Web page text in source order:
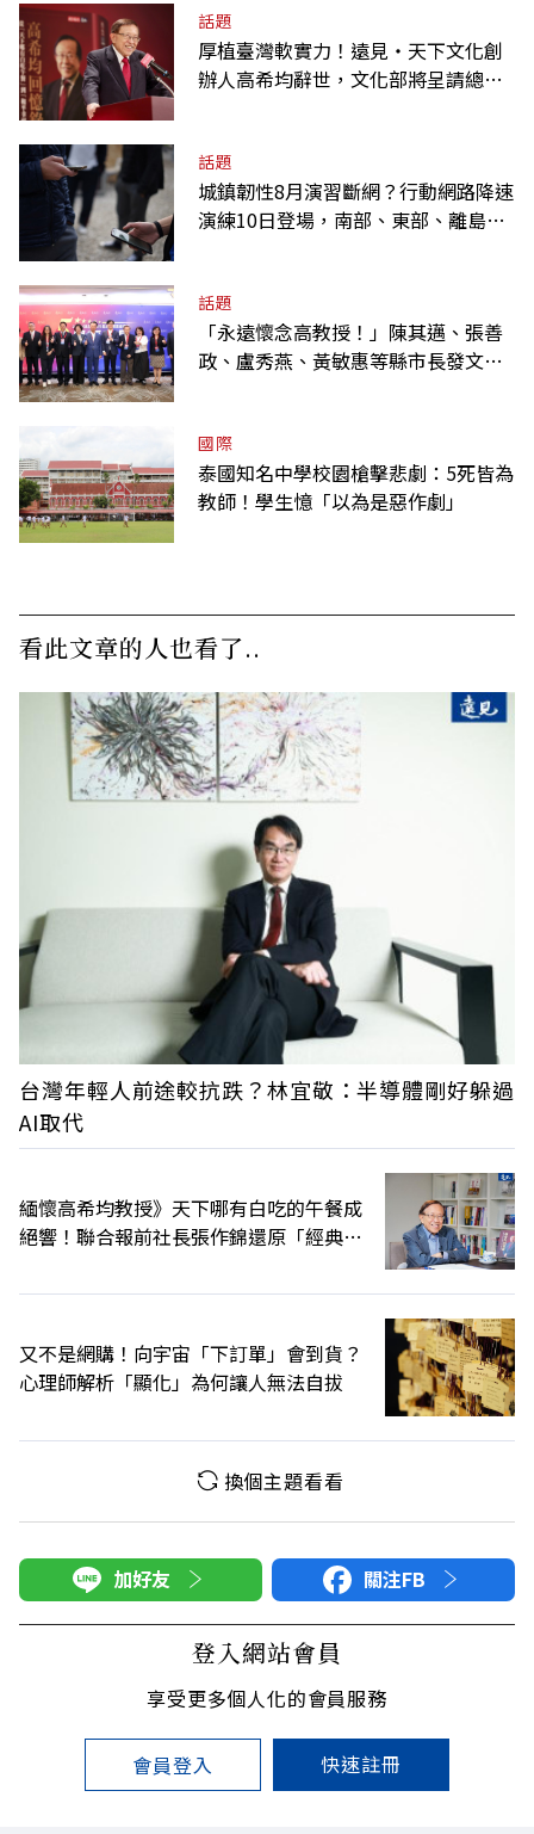
話題
厚植臺灣軟實力！遠見‧天下文化創
辦人高希均辭世，文化部將呈請總統
話題
城鎮韌性8月演習斷網？行動網路降速
演練10日登場，南部、東部、離島為
話題
「永遠懷念高教授！」陳其邁、張善
政、盧秀燕、黃敏惠等縣市長發文弔
國際
泰國知名中學校園槍擊悲劇：5死皆為
教師！學生憶「以為是惡作劇」
看此文章的人也看了..
台灣年輕人前途較抗跌？林宜敬：半導體剛好躲過
AI取代
緬懷高希均教授》天下哪有白吃的午餐成
絕響！聯合報前社長張作錦還原「經典名
又不是網購！向宇宙「下訂單」會到貨？
心理師解析「顯化」為何讓人無法自拔
換個主題看看
加好友 關注FB
登入網站會員
享受更多個人化的會員服務
會員登入 快速註冊